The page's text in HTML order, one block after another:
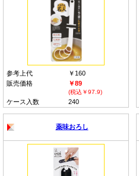
参考上代
￥160
販売価格
￥89
(税込￥97.9)
ケース入数 240
薬味おろし